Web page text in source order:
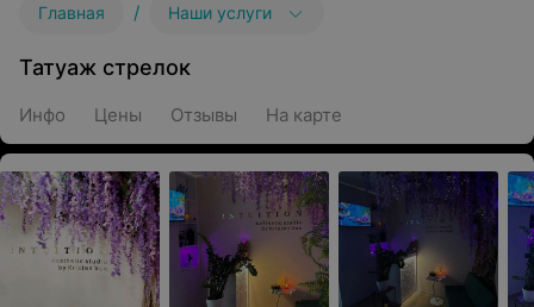
Главная / Наши услуги
Татуаж стрелок
Инфо Цены Отзывы На карте